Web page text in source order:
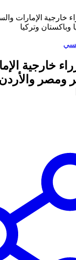
خارجية الإمارات
وباكستان وتركيا
خارجية
ومصر والأردن